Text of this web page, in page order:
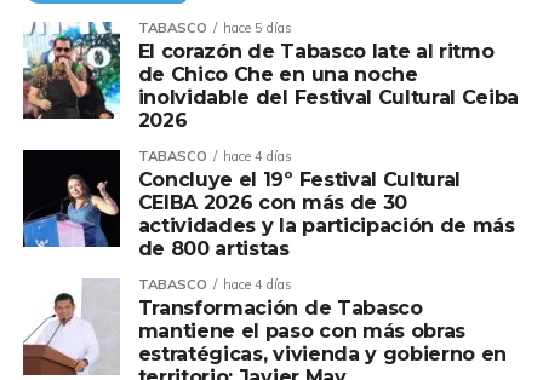
TABASCO hace 5 días
El corazón de Tabasco late al ritmo
de Chico Che en una noche
inolvidable del Festival Cultural Ceiba
2026
TABASCO hace 4 días
Concluye el 19º Festival Cultural
CEIBA 2026 con más de 30
actividades y la participación de más
de 800 artistas
TABASCO hace 4 días
Transformación de Tabasco
mantiene el paso con más obras
estratégicas, vivienda y gobierno en